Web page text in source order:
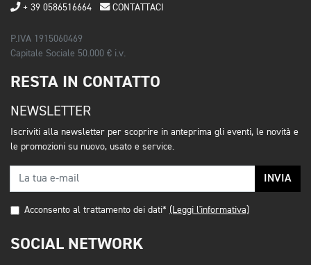
+ 39 0586516664 CONTATTACI
P.IVA 1915060469
Capitale Sociale 50.000 € i.v.
RESTA IN CONTATTO
NEWSLETTER
Iscriviti alla newsletter per scoprire in anteprima gli eventi, le novità e
le promozioni su nuovo, usato e service.
INVIA
Acconsento al trattamento dei dati* (Leggi l'informativa)
SOCIAL NETWORK